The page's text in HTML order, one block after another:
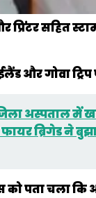
प्रिंटर सहित
और गोवा
अस्पताल में
ब्रिगेड ने
को पता चला